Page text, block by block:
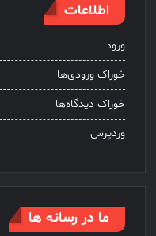
اطلاعات
ورود
خوراک ورودی‌ها
خوراک دیدگاه‌ها
وردپرس
ما در رسانه ها